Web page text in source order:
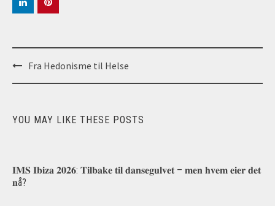
Post
navigation
Fra Hedonisme til Helse
YOU MAY LIKE THESE POSTS
𝐈𝐌𝐒 𝐈𝐛𝐢𝐳𝐚 𝟐𝟎𝟐𝟔: 𝐓𝐢𝐥𝐛𝐚𝐤𝐞 𝐭𝐢𝐥 𝐝𝐚𝐧𝐬𝐞𝐠𝐮𝐥𝐯𝐞𝐭 – 𝐦𝐞𝐧 𝐡𝐯𝐞𝐦 𝐞𝐢𝐞𝐫 𝐝𝐞𝐭
𝐧å?